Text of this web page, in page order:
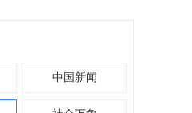
中国新闻